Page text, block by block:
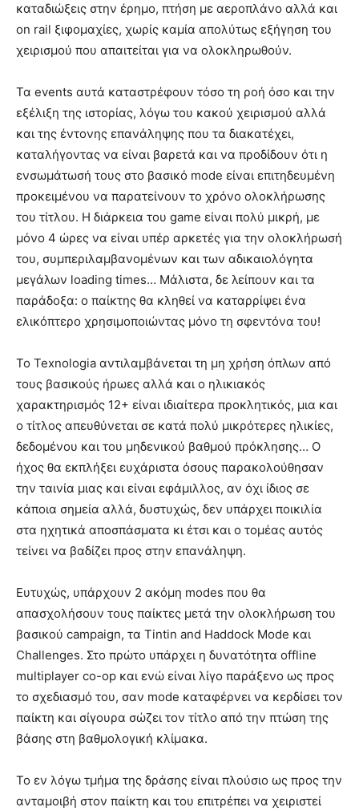
καταδιώξεις στην έρημο, πτήση με αεροπλάνο αλλά και
on rail ξιφομαχίες, χωρίς καμία απολύτως εξήγηση του
χειρισμού που απαιτείται για να ολοκληρωθούν.
Τα events αυτά καταστρέφουν τόσο τη ροή όσο και την
εξέλιξη της ιστορίας, λόγω του κακού χειρισμού αλλά
και της έντονης επανάληψης που τα διακατέχει,
καταλήγοντας να είναι βαρετά και να προδίδουν ότι η
ενσωμάτωσή τους στο βασικό mode είναι επιτηδευμένη
προκειμένου να παρατείνουν το χρόνο ολοκλήρωσης
του τίτλου. Η διάρκεια του game είναι πολύ μικρή, με
μόνο 4 ώρες να είναι υπέρ αρκετές για την ολοκλήρωσή
του, συμπεριλαμβανομένων και των αδικαιολόγητα
μεγάλων loading times… Μάλιστα, δε λείπουν και τα
παράδοξα: ο παίκτης θα κληθεί να καταρρίψει ένα
ελικόπτερο χρησιμοποιώντας μόνο τη σφεντόνα του!
Το Texnologia αντιλαμβάνεται τη μη χρήση όπλων από
τους βασικούς ήρωες αλλά και ο ηλικιακός
χαρακτηρισμός 12+ είναι ιδιαίτερα προκλητικός, μια και
ο τίτλος απευθύνεται σε κατά πολύ μικρότερες ηλικίες,
δεδομένου και του μηδενικού βαθμού πρόκλησης… Ο
ήχος θα εκπλήξει ευχάριστα όσους παρακολούθησαν
την ταινία μιας και είναι εφάμιλλος, αν όχι ίδιος σε
κάποια σημεία αλλά, δυστυχώς, δεν υπάρχει ποικιλία
στα ηχητικά αποσπάσματα κι έτσι και ο τομέας αυτός
τείνει να βαδίζει προς στην επανάληψη.
Ευτυχώς, υπάρχουν 2 ακόμη modes που θα
απασχολήσουν τους παίκτες μετά την ολοκλήρωση του
βασικού campaign, τα Tintin and Haddock Mode και
Challenges. Στο πρώτο υπάρχει η δυνατότητα offline
multiplayer co-op και ενώ είναι λίγο παράξενο ως προς
το σχεδιασμό του, σαν mode καταφέρνει να κερδίσει τον
παίκτη και σίγουρα σώζει τον τίτλο από την πτώση της
βάσης στη βαθμολογική κλίμακα.
Το εν λόγω τμήμα της δράσης είναι πλούσιο ως προς την
ανταμοιβή στον παίκτη και του επιτρέπει να χειριστεί